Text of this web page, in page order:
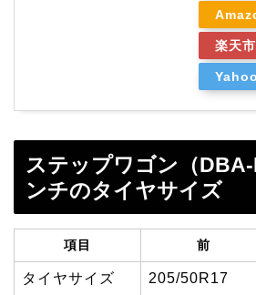
楽天
ステップワゴン（
ンチのタイヤサイズ
項目 前
タイヤサイズ 205/50R17